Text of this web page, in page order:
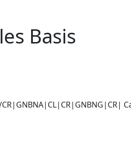
Basis